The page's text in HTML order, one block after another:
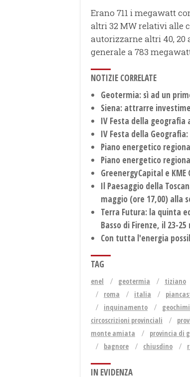
Erano 711 i megawatt
altri 32 MW relativi alle
autorizzarne altri 40, 20
generale a 783
NOTIZIE CORRELATE
Geotermia: sì ad un
Siena: attrarre
IV Festa della geografia
IV Festa della
Piano energetico
Piano energetico
GreenergyCapital e
Il Paesaggio della
maggio (ore 17,00) alla
Terra Futura: la quinta
Basso di Firenze, il 23-
Con tutta l'energia
TAG
enel geotermia tiziano
roma
italia
inquinamento
circoscrizioni provinciali
monte amiata
provincia di
bagnore
chiusdino
IN EVIDENZA